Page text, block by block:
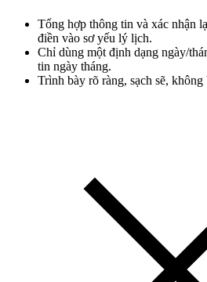
Tổng hợp thông tin và xác nhận
điền vào sơ yếu lý lịch.
Chỉ dùng một định dạng ngày/
tin ngày tháng.
Trình bày rõ ràng, sạch sẽ, không